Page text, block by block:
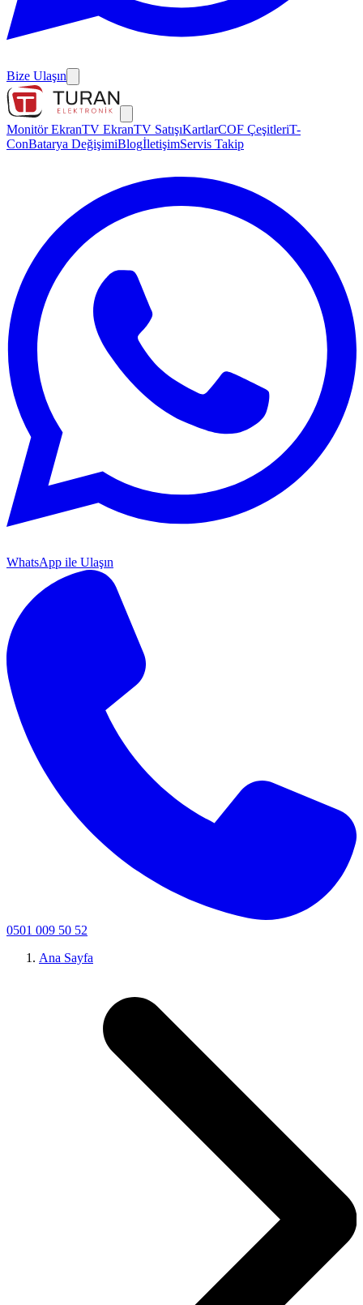
Bize Ulaşın
Monitör EkranTV EkranTV SatışıKartlarCOF ÇeşitleriT-
ConBatarya DeğişimiBlogİletişimServis Takip
WhatsApp ile Ulaşın
0501 009 50 52
Ana Sayfa